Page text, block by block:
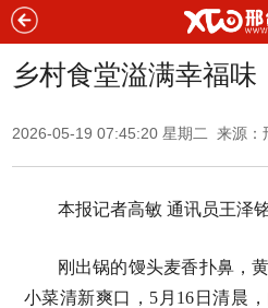
乡村食堂溢满幸福味
2026-05-19 07:45:20 星期二 来源：
本报记者高敏 通讯员王泽
刚出锅的馒头麦香扑鼻，
小菜清新爽口，5月16日清晨